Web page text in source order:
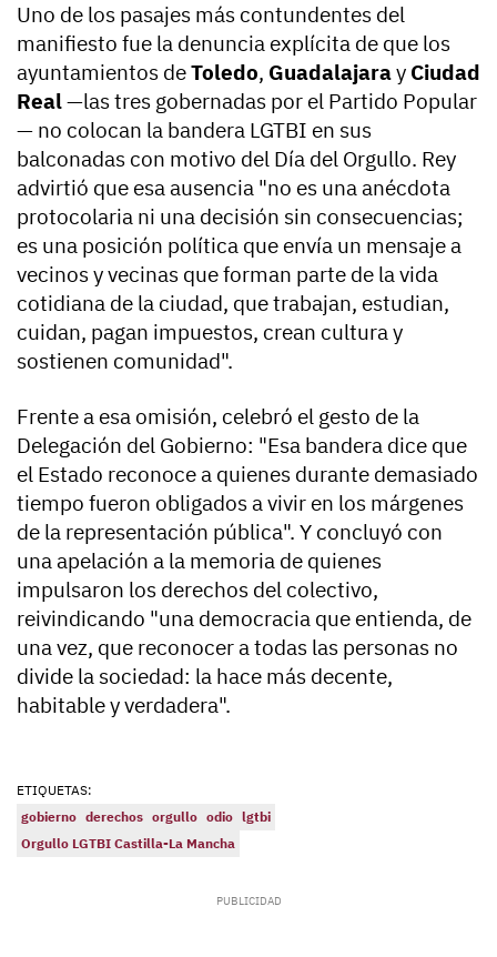
Uno de los pasajes más contundentes del
manifiesto fue la denuncia explícita de que los
ayuntamientos deToledo, Guadalajaray Ciudad
Real—las tres gobernadas por el Partido Popular
— no colocan la bandera LGTBI en sus
balconadas con motivo del Día del Orgullo. Rey
advirtió que esa ausencia "no es una anécdota
protocolaria ni una decisión sin consecuencias;
es una posición política que envía un mensaje a
vecinos y vecinas que forman parte de la vida
cotidiana de la ciudad, que trabajan, estudian,
cuidan, pagan impuestos, crean cultura y
sostienen comunidad".
Frente a esa omisión, celebró el gesto de la
Delegación del Gobierno: "Esa bandera dice que
el Estado reconoce a quienes durante demasiado
tiempo fueron obligados a vivir en los márgenes
de la representación pública". Y concluyó con
una apelación a la memoria de quienes
impulsaron los derechos del colectivo,
reivindicando "una democracia que entienda, de
una vez, que reconocer a todas las personas no
divide la sociedad: la hace más decente,
habitable y verdadera".
ETIQUETAS:
gobierno derechos orgullo odio lgtbi
Orgullo LGTBI Castilla-La Mancha